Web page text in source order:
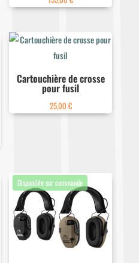
Cartouchière de crosse
pour fusil
25,00 €